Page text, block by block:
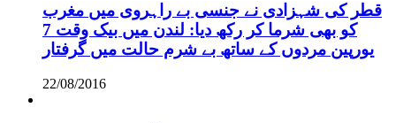
قطر کی شہزادی نے جنسی بے راہروی میں مغرب
کو بھی شرما کر رکھ دیا: لندن میں بیک وقت 7
یورپین مردوں کے ساتھ بے شرم حالت میں گرفتار
22/08/2016